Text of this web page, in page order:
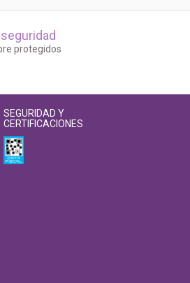
protegidos
SEGURIDAD Y
CERTIFICACIONES